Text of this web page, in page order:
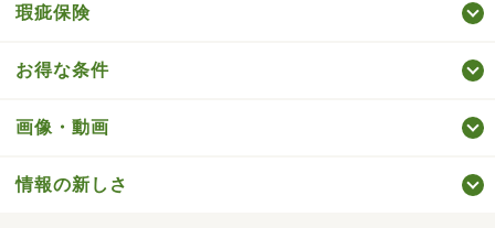
瑕疵保険
お得な条件
画像・動画
情報の新しさ